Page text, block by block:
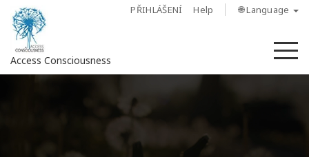
PŘIHLÁŠENÍ Help 🌐 Language
Access Consciousness